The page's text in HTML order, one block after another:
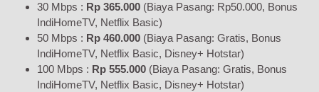
30 Mbps : Rp 365.000 (Biaya Pasang: Rp50.000, Bonus
IndiHomeTV, Netflix Basic)
50 Mbps : Rp 460.000 (Biaya Pasang: Gratis, Bonus
IndiHomeTV, Netflix Basic, Disney+ Hotstar)
100 Mbps : Rp 555.000 (Biaya Pasang: Gratis, Bonus
IndiHomeTV, Netflix Basic, Disney+ Hotstar)